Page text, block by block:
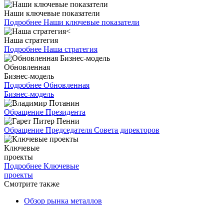
Наши ключевые показатели
Подробнее Наши ключевые показатели
Наша стратегия
Подробнее Наша стратегия
Обновленная
Бизнес-модель
Подробнее Обновленная
Бизнес-модель
Обращение Президента
Обращение Председателя Совета директоров
Ключевые
проекты
Подробнее Ключевые
проекты
Смотрите также
Обзор рынка металлов